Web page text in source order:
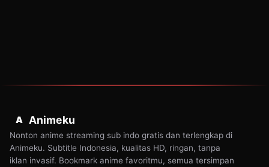
A Animeku
Nonton anime streaming sub indo gratis dan terlengkap di
Animeku. Subtitle Indonesia, kualitas HD, ringan, tanpa
iklan invasif. Bookmark anime favoritmu, semua tersimpan